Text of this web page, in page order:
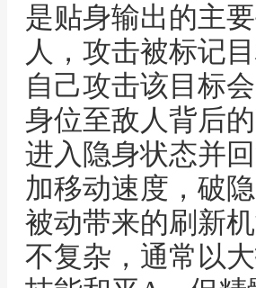
是贴身输出的主
人，攻击被标记
自己攻击该目标
身位至敌人背后
进入隐身状态并
加移动速度，破
被动带来的刷新
不复杂，通常以